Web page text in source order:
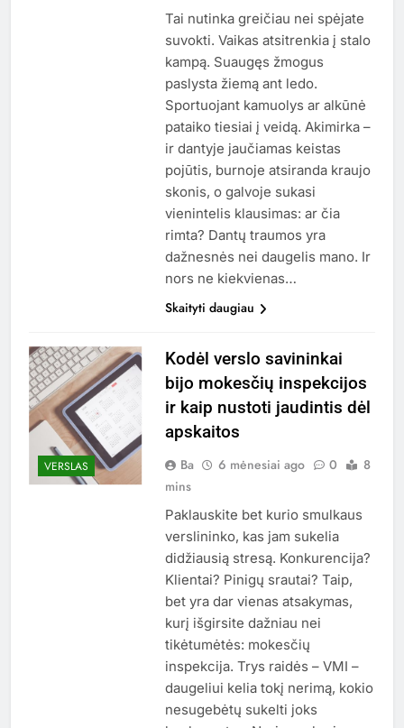
Tai nutinka greičiau nei spėjate
suvokti. Vaikas atsitrenkia į stalo
kampą. Suaugęs žmogus
paslysta žiemą ant ledo.
Sportuojant kamuolys ar alkūnė
pataiko tiesiai į veidą. Akimirka –
ir dantyje jaučiamas keistas
pojūtis, burnoje atsiranda kraujo
skonis, o galvoje sukasi
vienintelis klausimas: ar čia
rimta? Dantų traumos yra
dažnesnės nei daugelis mano. Ir
nors ne kiekvienas…
Skaityti daugiau
VERSLAS
Kodėl verslo savininkai
bijo mokesčių inspekcijos
ir kaip nustoti jaudintis dėl
apskaitos
Ba 6 mėnesiai ago 0
8
mins
Paklauskite bet kurio smulkaus
verslininko, kas jam sukelia
didžiausią stresą. Konkurencija?
Klientai? Pinigų srautai? Taip,
bet yra dar vienas atsakymas,
kurį išgirsite dažniau nei
tikėtumėtės: mokesčių
inspekcija. Trys raidės – VMI –
daugeliui kelia tokį nerimą, kokio
nesugebėtų sukelti joks